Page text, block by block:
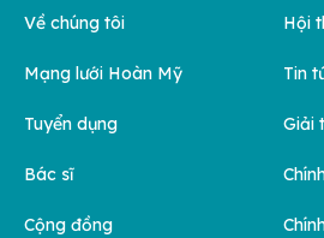
Về chúng tôi
Mạng lưới Hoàn Mỹ
Tuyển dụng
Bác sĩ
Cộng đồng
Hội
Tin
Giải